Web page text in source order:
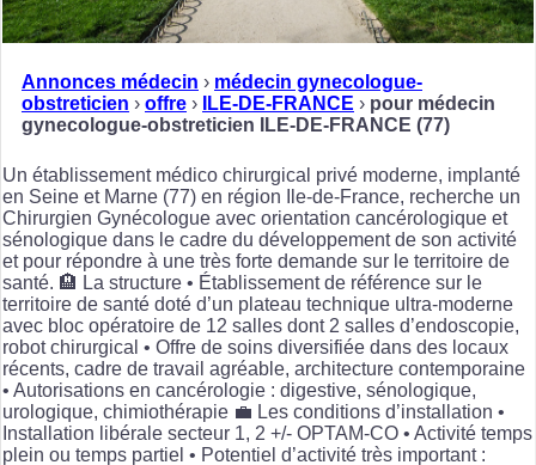
Annonces médecin › médecin gynecologue-
obstreticien › offre › ILE-DE-FRANCE › pour médecin
gynecologue-obstreticien ILE-DE-FRANCE (77)
Un établissement médico chirurgical privé moderne, implanté
en Seine et Marne (77) en région Ile-de-France, recherche un
Chirurgien Gynécologue avec orientation cancérologique et
sénologique dans le cadre du développement de son activité
et pour répondre à une très forte demande sur le territoire de
santé. 🏨 La structure • Établissement de référence sur le
territoire de santé doté d’un plateau technique ultra-moderne
avec bloc opératoire de 12 salles dont 2 salles d’endoscopie,
robot chirurgical • Offre de soins diversifiée dans des locaux
récents, cadre de travail agréable, architecture contemporaine
• Autorisations en cancérologie : digestive, sénologique,
urologique, chimiothérapie 💼 Les conditions d’installation •
Installation libérale secteur 1, 2 +/- OPTAM-CO • Activité temps
plein ou temps partiel • Potentiel d’activité très important :